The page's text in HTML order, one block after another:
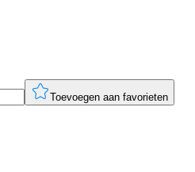
Toevoegen aan favorieten